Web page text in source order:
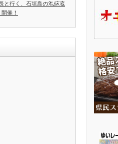
と行く、石垣島の泡盛蔵
催！